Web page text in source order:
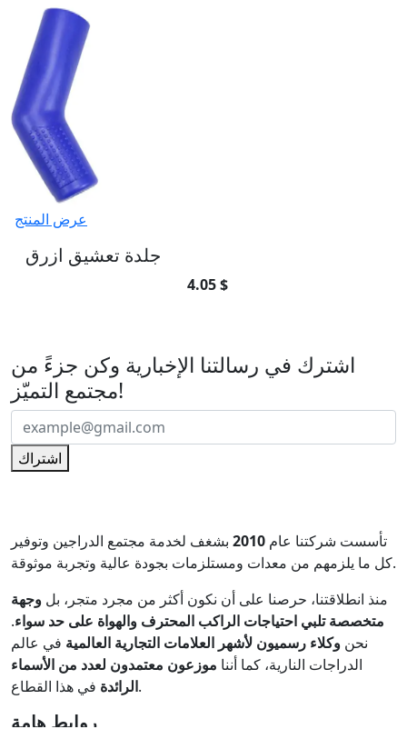
عرض المنتج
جلدة تعشيق ازرق
4.05 $
اشترك في رسالتنا الإخبارية وكن جزءً من
مجتمع التميّز!
اشتراك
تأسست شركتنا عام 2010 بشغف لخدمة مجتمع الدراجين وتوفير
كل ما يلزمهم من معدات ومستلزمات بجودة عالية وتجربة موثوقة.
منذ انطلاقتنا، حرصنا على أن نكون أكثر من مجرد متجر، بل وجهة
متخصصة تلبي احتياجات الراكب المحترف والهواة على حد سواء.
نحن وكلاء رسميون لأشهر العلامات التجارية العالمية في عالم
الدراجات النارية، كما أننا موزعون معتمدون لعدد من الأسماء
الرائدةفي هذا القطاع.
روابط هامة